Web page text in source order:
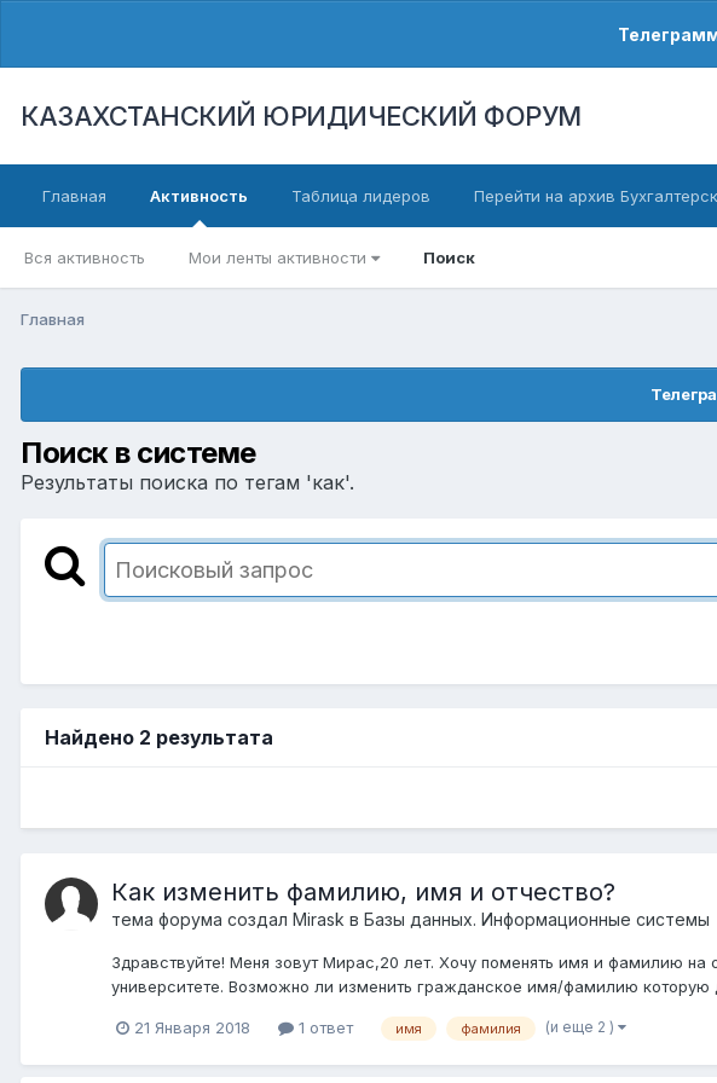
КАЗАХСТАНСКИЙ ЮРИДИЧЕСКИЙ ФОРУМ
Главная Активность
Вся активность Мои ленты активности Поиск
Таблица лидеров Перейти на архив
Главная
Поиск в системе
Результаты поиска по тегам 'как'.
Найдено 2 результата
Как изменить фамилию, имя и отчество?
тема форума создал Mirask в Базы данных. Информационные системы
Здравствуйте! Меня зовут Мирас,20 лет. Хочу поменять имя и фамилию
университете. Возможно ли изменить гражданское имя/фамилию
21 Января 2018 1 ответ имя фамилия (и еще 2 )